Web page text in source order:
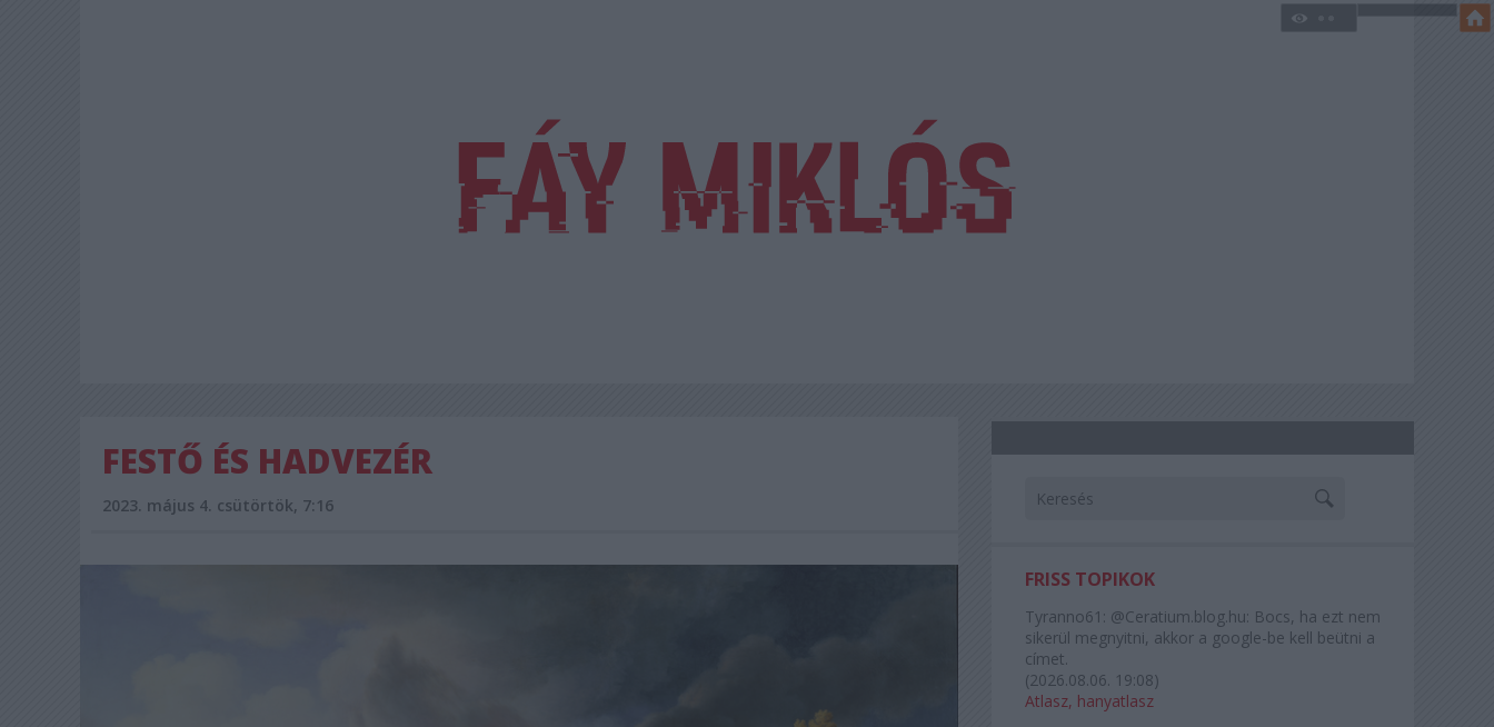
FESTŐ ÉS HADVEZÉR
2023. május 4. csütörtök, 7:16
FRISS TOPIKOK
Tyranno61: @Ceratium.blog.hu: Bocs, ha ezt nem
sikerül megnyitni, akkor a google-be kell beütni a
címet.
(2026.08.06. 19:08)
Atlasz, hanyatlasz